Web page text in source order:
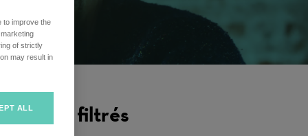
filtrés
to improve the
of strictly
may result in
ALL